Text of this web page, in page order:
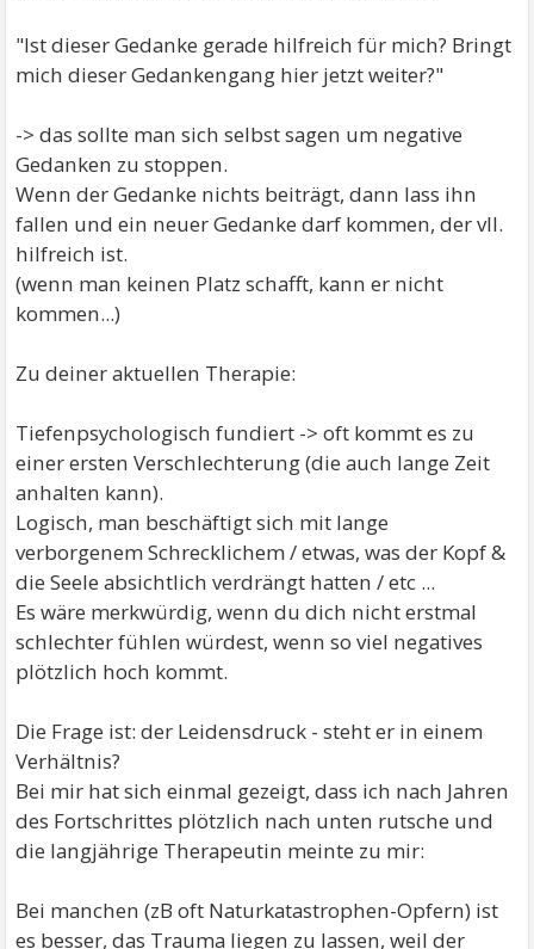
"Ist dieser Gedanke gerade hilfreich für mich? Bringt
mich dieser Gedankengang hier jetzt weiter?"
-> das sollte man sich selbst sagen um negative
Gedanken zu stoppen.
Wenn der Gedanke nichts beiträgt, dann lass ihn
fallen und ein neuer Gedanke darf kommen, der vll.
hilfreich ist.
(wenn man keinen Platz schafft, kann er nicht
kommen...)
Zu deiner aktuellen Therapie:
Tiefenpsychologisch fundiert -> oft kommt es zu
einer ersten Verschlechterung (die auch lange Zeit
anhalten kann).
Logisch, man beschäftigt sich mit lange
verborgenem Schrecklichem / etwas, was der Kopf &
die Seele absichtlich verdrängt hatten / etc ...
Es wäre merkwürdig, wenn du dich nicht erstmal
schlechter fühlen würdest, wenn so viel negatives
plötzlich hoch kommt.
Die Frage ist: der Leidensdruck - steht er in einem
Verhältnis?
Bei mir hat sich einmal gezeigt, dass ich nach Jahren
des Fortschrittes plötzlich nach unten rutsche und
die langjährige Therapeutin meinte zu mir:
Bei manchen (zB oft Naturkatastrophen-Opfern) ist
es besser, das Trauma liegen zu lassen, weil der